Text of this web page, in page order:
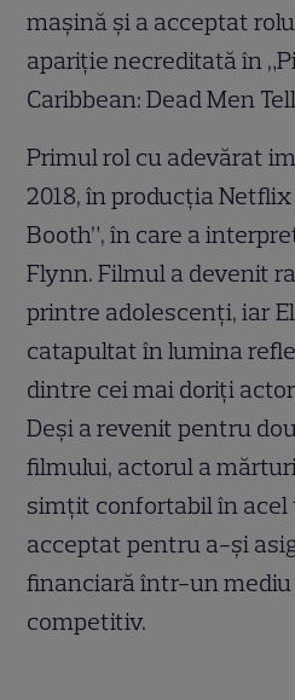
mașină și a acceptat
apariție necreditată în
Caribbean: Dead Men
Primul rol cu adevărat
2018, în producția
Booth”, în care a
Flynn. Filmul a devenit
printre adolescenți, iar
catapultat în lumina
dintre cei mai doriți
Deși a revenit pentru
filmului, actorul a
simțit confortabil în acel
acceptat pentru a-și
financiară într-un
competitiv.